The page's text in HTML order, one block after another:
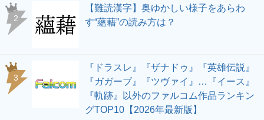
2
【難読漢字】奥ゆかしい様子をあらわ
す“蘊藉”の読み方は？
3
『ドラスレ』『ザナドゥ』『英雄伝説』
『ガガーブ』『ツヴァイ』…『イース』
『軌跡』以外のファルコム作品ランキン
グTOP10【2026年最新版】